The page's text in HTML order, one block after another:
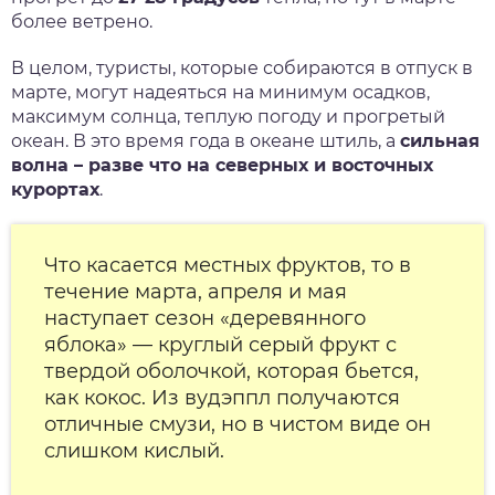
более ветрено.
В целом, туристы, которые собираются в отпуск в
марте, могут надеяться на минимум осадков,
максимум солнца, теплую погоду и прогретый
океан. В это время года в океане штиль, а сильная
волна – разве что на северных и восточных
курортах.
Что касается местных фруктов, то в
течение марта, апреля и мая
наступает сезон «деревянного
яблока» — круглый серый фрукт с
твердой оболочкой, которая бьется,
как кокос. Из вудэппл получаются
отличные смузи, но в чистом виде он
слишком кислый.